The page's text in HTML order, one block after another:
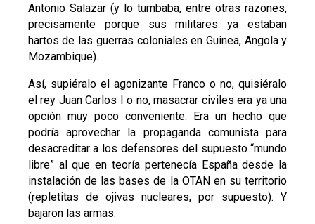
Antonio Salazar (y lo tumbaba, entre otras razones,
precisamente porque sus militares ya estaban
hartos de las guerras coloniales en Guinea, Angola y
Mozambique).
Así, supiéralo el agonizante Franco o no, quisiéralo
el rey Juan Carlos I o no, masacrar civiles era ya una
opción muy poco conveniente. Era un hecho que
podría aprovechar la propaganda comunista para
desacreditar a los defensores del supuesto “mundo
libre” al que en teoría pertenecía España desde la
instalación de las bases de la OTAN en su territorio
(repletitas de ojivas nucleares, por supuesto). Y
bajaron las armas.